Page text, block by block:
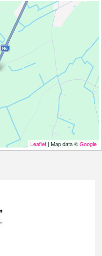
Leaflet | Map data ©Google